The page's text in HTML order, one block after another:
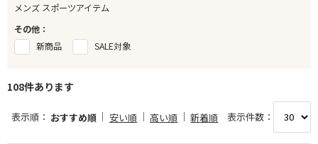
メンズ スポーツアイテム
その他：
新商品
SALE対象
108件あります
表示順： おすすめ順 安い順 高い順 新着順 表示件数：